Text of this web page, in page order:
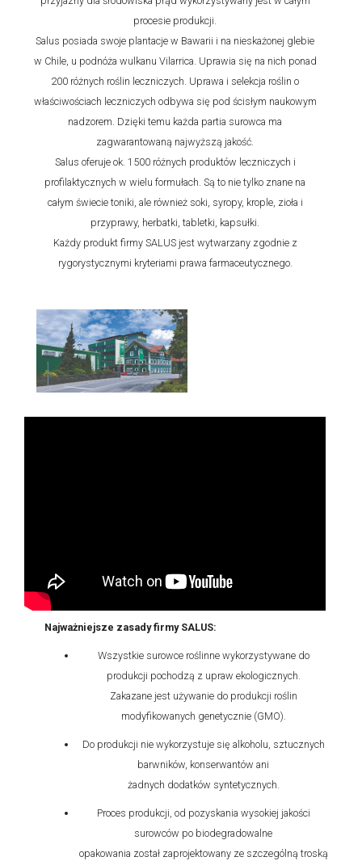
procesie produkcji.
Salus posiada swoje plantacje w Bawarii i na nieskażonej glebie
w Chile, u podnóża wulkanu Vilarrica. Uprawia się na nich ponad
200 różnych roślin leczniczych. Uprawa i selekcja roślin o
właściwościach leczniczych odbywa się pod ścisłym naukowym
nadzorem. Dzięki temu każda partia surowca ma
zagwarantowaną najwyższą jakość.
Salus oferuje ok. 1500 różnych produktów leczniczych i
profilaktycznych w wielu formułach. Są to nie tylko znane na
całym świecie toniki, ale również soki, syropy, krople, zioła i
przyprawy, herbatki, tabletki, kapsułki.
Każdy produkt firmy SALUS jest wytwarzany zgodnie z
rygorystycznymi kryteriami prawa farmaceutycznego.
Najważniejsze zasady firmy SALUS:
Wszystkie surowce roślinne wykorzystywane do
produkcji pochodzą z upraw ekologicznych.
Zakazane jest używanie do produkcji roślin
modyfikowanych genetycznie (GMO).
Do produkcji nie wykorzystuje się alkoholu, sztucznych
barwników, konserwantów ani
żadnych dodatków syntetycznych.
Proces produkcji, od pozyskania wysokiej jakości
surowców po biodegradowalne
opakowania został zaprojektowany ze szczególną troską